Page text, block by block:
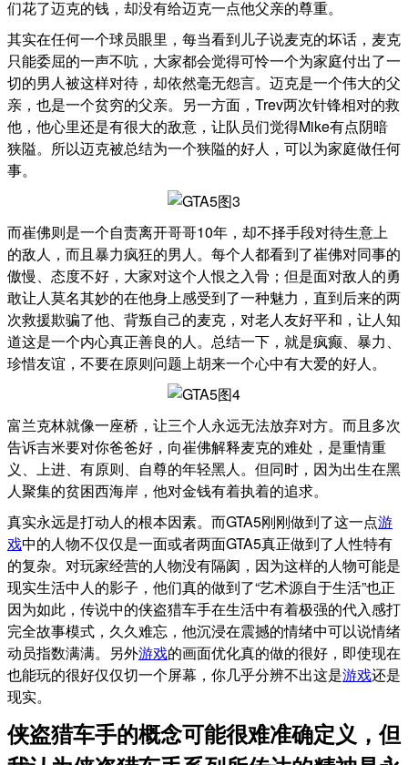
们花了迈克的钱，却没有给迈克一点他父亲的尊重。
其实在任何一个球员眼里，每当看到儿子说麦克的坏话，麦克
只能委屈的一声不吭，大家都会觉得可怜一个为家庭付出了一
切的男人被这样对待，却依然毫无怨言。迈克是一个伟大的父
亲，也是一个贫穷的父亲。另一方面，Trev两次针锋相对的救
他，他心里还是有很大的敌意，让队员们觉得Mike有点阴暗
狭隘。所以迈克被总结为一个狭隘的好人，可以为家庭做任何
事。
而崔佛则是一个自责离开哥哥10年，却不择手段对待生意上
的敌人，而且暴力疯狂的男人。每个人都看到了崔佛对同事的
傲慢、态度不好，大家对这个人恨之入骨；但是面对敌人的勇
敢让人莫名其妙的在他身上感受到了一种魅力，直到后来的两
次救援欺骗了他、背叛自己的麦克，对老人友好平和，让人知
道这是一个内心真正善良的人。总结一下，就是疯癫、暴力、
珍惜友谊，不要在原则问题上胡来一个心中有大爱的好人。
富兰克林就像一座桥，让三个人永远无法放弃对方。而且多次
告诉吉米要对你爸爸好，向崔佛解释麦克的难处，是重情重
义、上进、有原则、自尊的年轻黑人。但同时，因为出生在黑
人聚集的贫困西海岸，他对金钱有着执着的追求。
真实永远是打动人的根本因素。而GTA5刚刚做到了这一点游
戏中的人物不仅仅是一面或者两面GTA5真正做到了人性特有
的复杂。对玩家经营的人物没有隔阂，因为这样的人物可能是
现实生活中人的影子，他们真的做到了“艺术源自于生活”也正
因为如此，传说中的侠盗猎车手在生活中有着极强的代入感打
完全故事模式，久久难忘，他沉浸在震撼的情绪中可以说情绪
动员指数满满。另外游戏的画面优化真的做的很好，即使现在
也能玩的很好仅仅切一个屏幕，你几乎分辨不出这是游戏还是
现实。
侠盗猎车手的概念可能很难准确定义，但